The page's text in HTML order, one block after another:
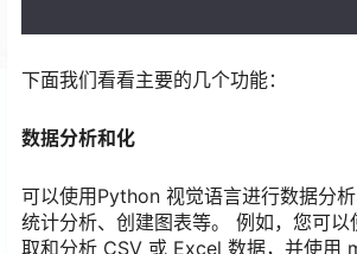
下面我们看看主要的几个功能：
数据分析和化
可以使用Python 视觉语言进行数据分
统计分析、创建图表等。 例如，您可
取和分析 CSV 或 Excel 数据，并使用